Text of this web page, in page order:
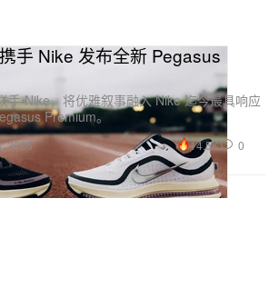
手 Nike 发布全新 Pegasus
手 Nike，将优雅叙事融入 Nike 迄今最具响应
Premium。
2026 14.5K 0